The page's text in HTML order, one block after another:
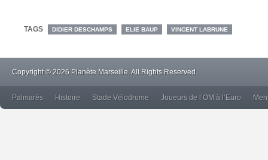
TAGS DIDIER DESCHAMPS ELIE BAUP VINCENT LABRUNE
Copyright © 2026 Planète Marseille. All Rights Reserved.
Palmarès Histoire Stade Vélodrome Joueurs de l’OM à l’Euro